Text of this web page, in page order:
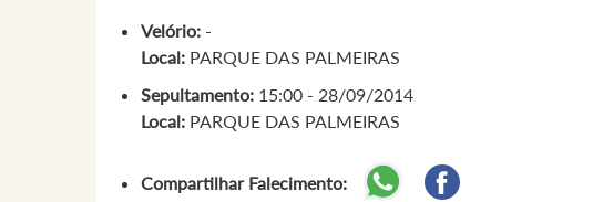
Velório: -
Local: PARQUE DAS PALMEIRAS
Sepultamento: 15:00 - 28/09/2014
Local: PARQUE DAS PALMEIRAS
Compartilhar Falecimento: